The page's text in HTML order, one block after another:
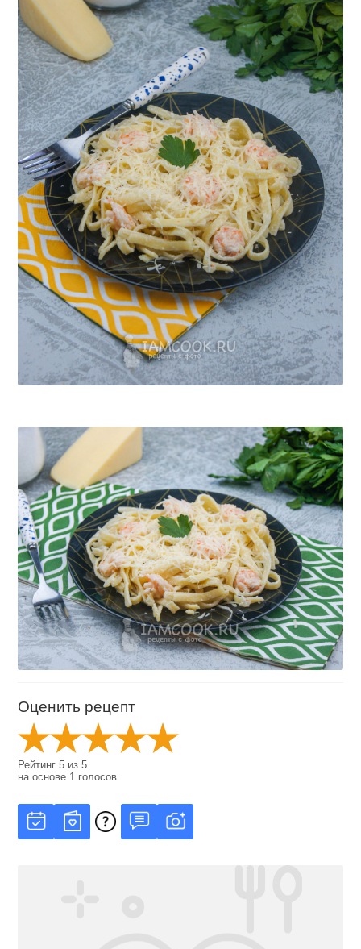
Оценить рецепт
Рейтинг5 из5
на основе 1 голосов